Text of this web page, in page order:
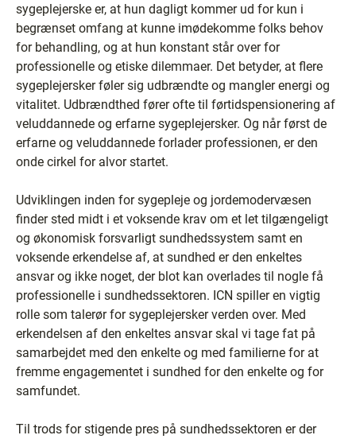
sygeplejerske er, at hun dagligt kommer ud for kun i
begrænset omfang at kunne imødekomme folks behov
for behandling, og at hun konstant står over for
professionelle og etiske dilemmaer. Det betyder, at flere
sygeplejersker føler sig udbrændte og mangler energi og
vitalitet. Udbrændthed fører ofte til førtidspensionering af
veluddannede og erfarne sygeplejersker. Og når først de
erfarne og veluddannede forlader professionen, er den
onde cirkel for alvor startet.
Udviklingen inden for sygepleje og jordemodervæsen
finder sted midt i et voksende krav om et let tilgængeligt
og økonomisk forsvarligt sundhedssystem samt en
voksende erkendelse af, at sundhed er den enkeltes
ansvar og ikke noget, der blot kan overlades til nogle få
professionelle i sundhedssektoren. ICN spiller en vigtig
rolle som talerør for sygeplejersker verden over. Med
erkendelsen af den enkeltes ansvar skal vi tage fat på
samarbejdet med den enkelte og med familierne for at
fremme engagementet i sundhed for den enkelte og for
samfundet.
Til trods for stigende pres på sundhedssektoren er der